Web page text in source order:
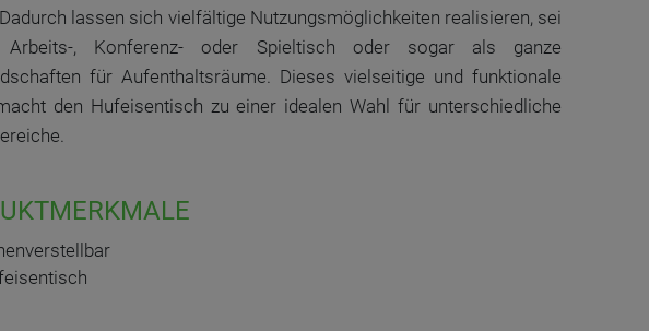
lassen sich vielfältige Nutzungsmöglichkeiten realisieren, sei
, Konferenz- oder Spieltisch oder sogar als ganze
für Aufenthaltsräume. Dieses vielseitige und funktionale
den Hufeisentisch zu einer idealen Wahl für unterschiedliche